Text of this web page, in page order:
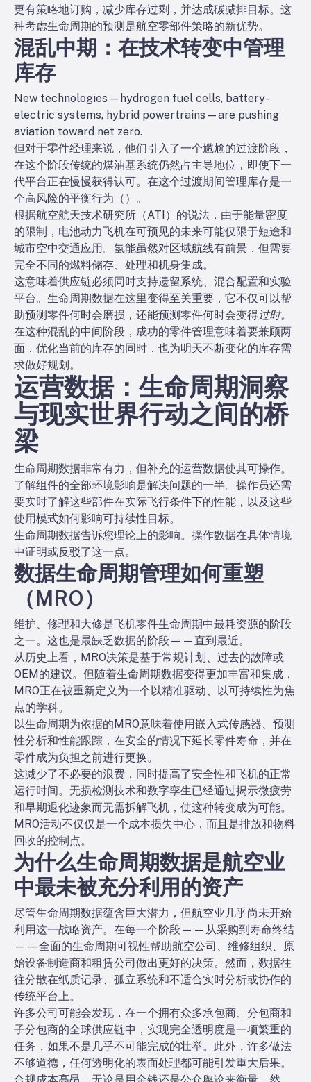
更有策略地订购，减少库存过剩，并达成碳减排目标。这
种考虑生命周期的预测是航空零部件策略的新优势。
混乱中期：在技术转变中管理
库存
New technologies—hydrogen fuel cells, battery-
electric systems, hybrid powertrains—are pushing
aviation toward net zero.
但对于零件经理来说，他们引入了一个尴尬的过渡阶段，
在这个阶段传统的煤油基系统仍然占主导地位，即使下一
代平台正在慢慢获得认可。在这个过渡期间管理库存是一
个高风险的平衡行为（ ）。
根据航空航天技术研究所（ATI）的说法，由于能量密度
的限制，电池动力飞机在可预见的未来可能仅限于短途和
城市空中交通应用。氢能虽然对区域航线有前景，但需要
完全不同的燃料储存、处理和机身集成。
这意味着供应链必须同时支持遗留系统、混合配置和实验
平台。生命周期数据在这里变得至关重要，它不仅可以帮
助预测零件何时会磨损，还能预测零件何时会变得过时。
在这种混乱的中间阶段，成功的零件管理意味着要兼顾两
面，优化当前的库存的同时，也为明天不断变化的库存需
求做好规划。
运营数据：生命周期洞察
与现实世界行动之间的桥
梁
生命周期数据非常有力，但补充的运营数据使其可操作。
了解组件的全部环境影响是解决问题的一半。操作员还需
要实时了解这些部件在实际飞行条件下的性能，以及这些
使用模式如何影响可持续性目标。
生命周期数据告诉您理论上的影响。操作数据在具体情境
中证明或反驳了这一点。
数据生命周期管理如何重塑
（MRO）
维护、修理和大修是飞机零件生命周期中最耗资源的阶段
之一。这也是最缺乏数据的阶段——直到最近。
从历史上看，MRO决策是基于常规计划、过去的故障或
OEM的建议。但随着生命周期数据变得更加丰富和集成，
MRO正在被重新定义为一个以精准驱动、以可持续性为焦
点的学科。
以生命周期为依据的MRO意味着使用嵌入式传感器、预测
性分析和性能跟踪，在安全的情况下延长零件寿命，并在
零件成为负担之前进行更换。
这减少了不必要的浪费，同时提高了安全性和飞机的正常
运行时间。无损检测技术和数字孪生已经通过揭示微疲劳
和早期退化迹象而无需拆解飞机，使这种转变成为可能。
MRO活动不仅仅是一个成本损失中心，而且是排放和物料
回收的控制点。
为什么生命周期数据是航空业
中最未被充分利用的资产
尽管生命周期数据蕴含巨大潜力，但航空业几乎尚未开始
利用这一战略资产。在每一个阶段——从采购到寿命终结
——全面的生命周期可视性帮助航空公司、维修组织、原
始设备制造商和租赁公司做出更好的决策。然而，数据往
往分散在纸质记录、孤立系统和不适合实时分析或协作的
传统平台上。
许多公司可能会发现，在一个拥有众多承包商、分包商和
子分包商的全球供应链中，实现完全透明度是一项繁重的
任务，如果不是几乎不可能完成的壮举。此外，许多做法
不够道德，任何透明化的表面处理都可能引发重大后果。